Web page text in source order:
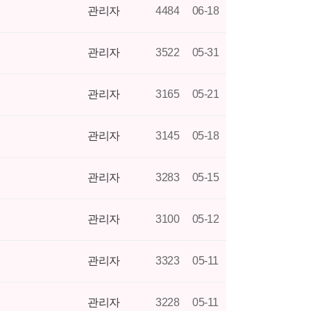
관리자 4484 06-18
관리자 3522 05-31
관리자 3165 05-21
관리자 3145 05-18
관리자 3283 05-15
관리자 3100 05-12
관리자 3323 05-11
관리자 3228 05-11